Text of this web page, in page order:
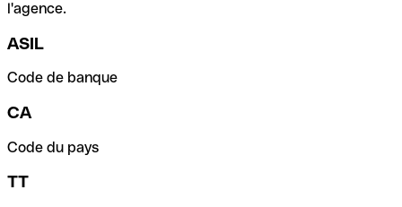
l'agence.
ASIL
Code de banque
CA
Code du pays
TT